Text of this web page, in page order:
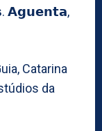
𝗔𝗴𝘂𝗲𝗻𝘁𝗮,
Catarina
da